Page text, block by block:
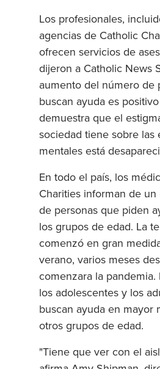
Los profesionales,
agencias de Catholic
ofrecen servicios de
dijeron a Catholic News
aumento del número de
buscan ayuda es
demuestra que el
sociedad tiene sobre las
mentales está
En todo el país, los
Charities informan de
de personas que piden
los grupos de edad. La
comenzó en gran
verano, varios meses
comenzara la pandemia.
los adolescentes y los
buscan ayuda en mayor
otros grupos de edad.
"Tiene que ver con el